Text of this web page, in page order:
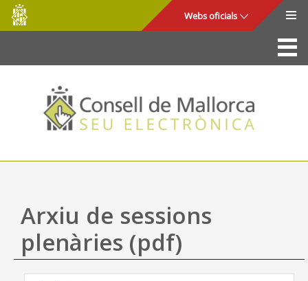
Salta al contingut principal
Consell
de
Mallorca
Webs oficials
La Seu
Consell de Mallorca
Accés i seguretat
Utilitats
Ajuda
Arxiu de sessions
plenàries (pdf)